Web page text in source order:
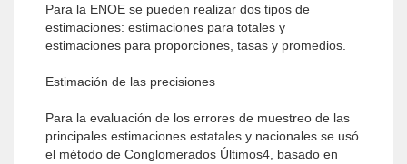
Para la ENOE se pueden realizar dos tipos de
estimaciones: estimaciones para totales y
estimaciones para proporciones, tasas y promedios.
Estimación de las precisiones
Para la evaluación de los errores de muestreo de las
principales estimaciones estatales y nacionales se usó
el método de Conglomerados Últimos4, basado en